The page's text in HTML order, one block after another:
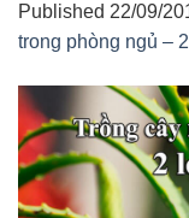
Published 22/09/
trong phòng ngủ –